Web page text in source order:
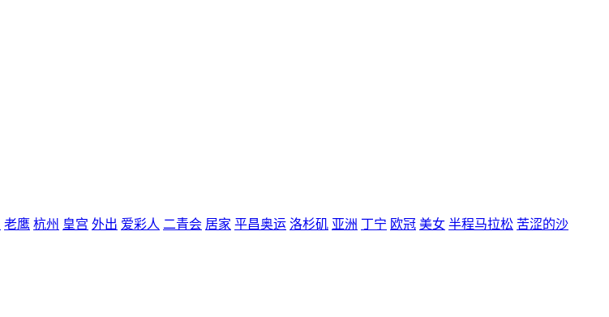
老鹰 杭州 皇宫 外出 爱彩人 二青会 居家 平昌奥运 洛杉矶 亚洲 丁宁 欧冠 美女 半程马拉松 苦涩的沙